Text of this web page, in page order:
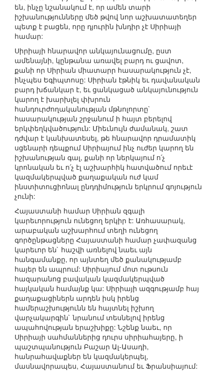
են, ինչը նշանակում է, որ ամեն տարի
իշխանությունները մեծ թվով նոր աշխատատեղեր
պետք է բացեն, որը դյուրին խնդիր չէ Սիրիայի
համար:
Սիրիայի հնարավոր անկայունացումը, ըստ
ամենայնի, կընթանա առավել բարդ ու ցավոտ,
քանի որ Սիրիան միատարր հասարակություն չէ,
ինչպես Եգիպտոսը: Սիրիան էթնիկ եւ դավանական
բարդ խճանկար է, եւ ցանկացած անկայունություն
կարող է խարխլել փխրուն
հանդուրժողականության մթնոլորտը`
հասարակության շրջանում ի հայտ բերելով
երկփեղկվածություն: Միեւնույն ժամանակ, շատ
դժվար է կանխատեսել, թե հնարավոր դրամատիկ
սցենարի դեպքում Սիրիայում ինչ ուժեր կարող են
իշխանության գալ, քանի որ ներկայում ո՛չ
կրոնական եւ ո՛չ էլ աշխարհիկ հատվածում որեւէ
կազմակերպված քաղաքական ուժ կամ
ինստիտուցիոնալ ընդդիմություն երկրում գոյություն
չունի:
Հայաստանի համար Սիրիան զգալի
կարեւորություն ունեցող երկիր է: Առհասարակ,
արաբական աշխարհում տեղի ունեցող
գործընթացները Հայաստանի համար չափազանց
կարեւոր են` հաշվի առնելով նաեւ այն
հանգամանքը, որ այնտեղ մեծ քանակությամբ
հայեր են ապրում: Սիրիայում մոտ ութսուն
հազարանոց բավական կազմակերպված
հայկական համայնք կա: Սիրիայի ազգությամբ հայ
քաղաքացիներն արդեն իսկ իրենց
համերաշխությունն են հայտնել իշխող
վարչակարգին` նրանում տեսնելով իրենց
ապահովության երաշխիքը: Նշենք նաեւ, որ
Սիրիայի սահմաններից դուրս սիրիահայերը, ի
պաշտպանություն Բաշար Ալ-Ասադի,
հանրահավաքներ են կազմակերպել,
մասնավորապես, Հայաստանում եւ Ֆրանսիայում: